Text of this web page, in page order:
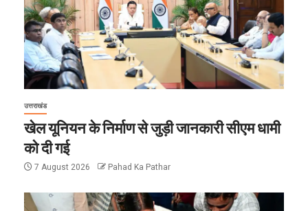
उत्तराखंड
खेल यूनियन के निर्माण से जुड़ी जानकारी सीएम धामी
को दी गई
7 August 2026 Pahad Ka Pathar